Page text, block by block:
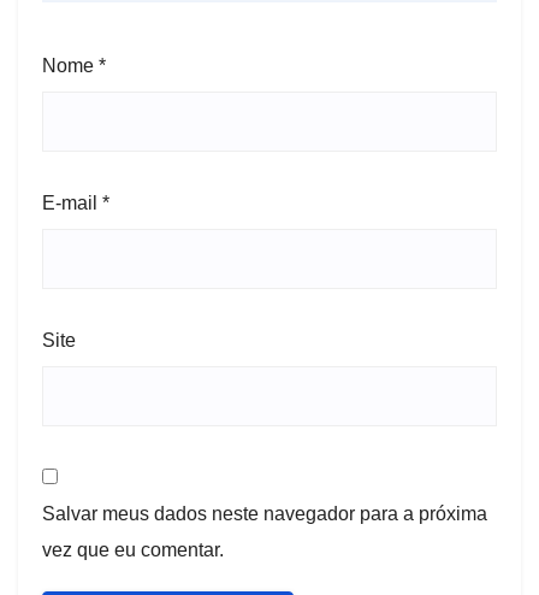
Nome *
E-mail *
Site
Salvar meus dados neste navegador para a próxima
vez que eu comentar.